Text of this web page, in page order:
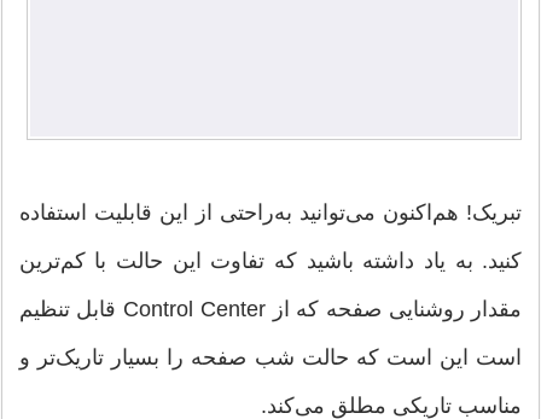
تبریک! هم‌اکنون می‌توانید به‌راحتی از این قابلیت استفاده
کنید. به یاد داشته باشید که تفاوت این حالت با کم‌ترین
مقدار روشنایی صفحه که از Control Center قابل تنظیم
است این است که حالت شب صفحه را بسیار تاریک‌تر و
مناسب تاریکی مطلق می‌کند.